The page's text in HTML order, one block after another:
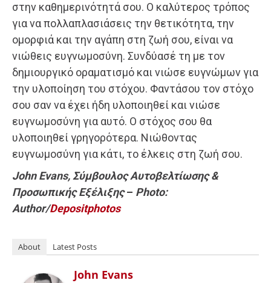
στην καθημερινότητά σου. Ο καλύτερος τρόπος
για να πολλαπλασιάσεις την θετικότητα, την
ομορφιά και την αγάπη στη ζωή σου, είναι να
νιώθεις ευγνωμοσύνη. Συνδύασέ τη με τον
δημιουργικό οραματισμό και νιώσε ευγνώμων για
την υλοποίηση του στόχου. Φαντάσου τον στόχο
σου σαν να έχει ήδη υλοποιηθεί και νιώσε
ευγνωμοσύνη για αυτό. Ο στόχος σου θα
υλοποιηθεί γρηγορότερα. Νιώθοντας
ευγνωμοσύνη για κάτι, το έλκεις στη ζωή σου.
John Evans, Σύμβουλος Αυτοβελτίωσης &
Προσωπικής Εξέλιξης– Photo:
Author/Depositphotos
About Latest Posts
John Evans